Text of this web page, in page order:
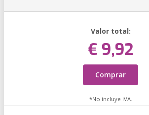
Valor total:
€ 9,92
Comprar
*No incluye IVA.